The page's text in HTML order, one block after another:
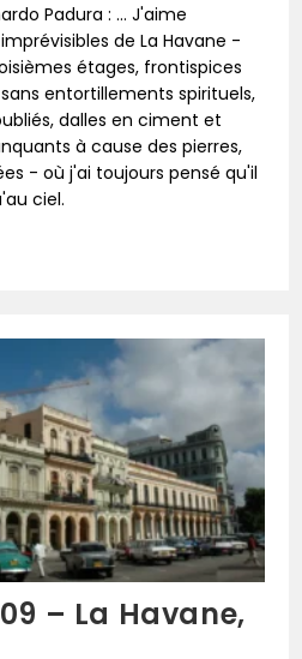
Padura : ... J'aime
de La Havane -
étages, frontispices
entortillements spirituels,
dalles en ciment et
à cause des pierres,
- où j'ai toujours pensé qu'il
ciel.
– La Havane,